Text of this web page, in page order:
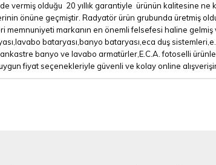
vermiş olduğu 20 yıllık garantiyle ürünün kalitesine
önüne geçmiştir. Radyatör ürün grubunda üretmiş
memnuniyeti markanın en önemli felsefesi haline
bataryası,banyo bataryası,eca duş
banyo ve lavabo armatürler,E.C.A. fotoselli
fiyat seçenekleriyle güvenli ve kolay online